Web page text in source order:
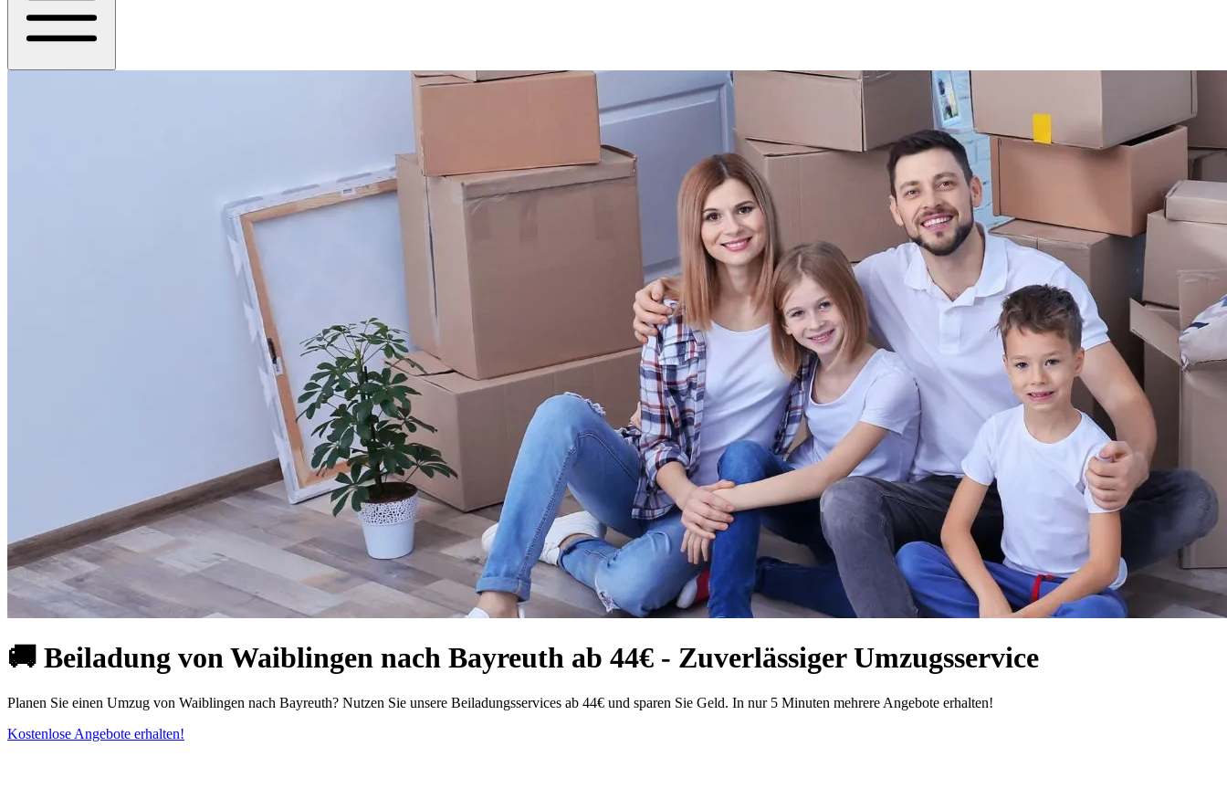
🚚 Beiladung von Waiblingen nach Bayreuth ab 44€ - Zuverlässiger Umzugsservice
Planen Sie einen Umzug von Waiblingen nach Bayreuth? Nutzen Sie unsere Beiladungsservices ab 44€ und sparen Sie Geld. In nur 5 Minuten mehrere Angebote erhalten!
Kostenlose Angebote erhalten!